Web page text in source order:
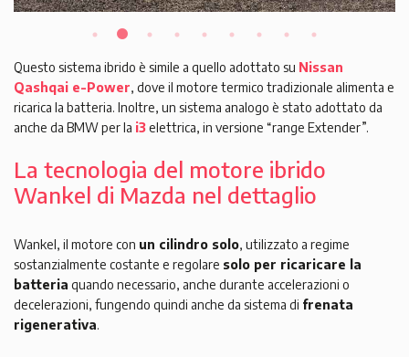
Questo sistema ibrido è simile a quello adottato su Nissan
Qashqai e-Power, dove il motore termico tradizionale alimenta e
ricarica la batteria. Inoltre, un sistema analogo è stato adottato da
anche da BMW per la i3elettrica, in versione “range Extender”.
La tecnologia del motore ibrido
Wankel di Mazda nel dettaglio
Wankel, il motore con un cilindro solo, utilizzato a regime
sostanzialmente costante e regolare solo per ricaricare la
batteria quando necessario, anche durante accelerazioni o
decelerazioni, fungendo quindi anche da sistema di frenata
rigenerativa.